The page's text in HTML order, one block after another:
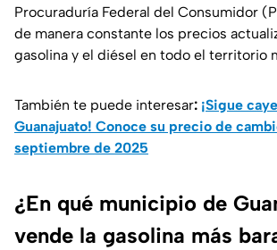
Procuraduría Federal del Consumidor
de manera constante los precios
gasolina y el diésel en todo el territorio
También te puede interesar: ¡Sigue
Guanajuato! Conoce su precio de
septiembre de 2025
¿En qué municipio de
vende la gasolina más